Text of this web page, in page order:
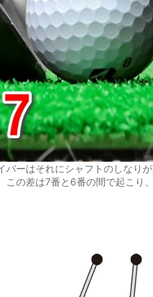
ーはそれにシャフトのしなり
この差は7番と6番の間で起こり